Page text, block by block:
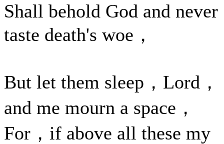
Shall behold God and never
taste death's woe，
But let them sleep，Lord，
and me mourn a space，
For，if above all these my